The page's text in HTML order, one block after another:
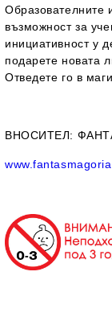
Образователните
възможност за
инициативност у
подарете новата
Отведете го в
ВНОСИТЕЛ: